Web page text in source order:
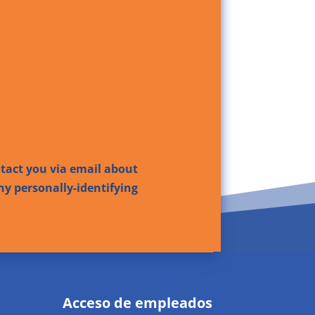
you via email about
personally-identifying
Acceso de empleados